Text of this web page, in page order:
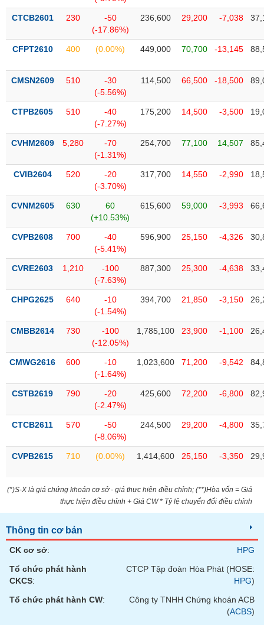
CTCB2601 230
-50
(-17.86%)
236,600 29,200 -7,038
CFPT2610 400 (0.00%) 449,000 70,700 -13,145
CMSN2609 510
-30
(-5.56%)
114,500 66,500 -18,500
CTPB2605 510
-40
(-7.27%)
175,200 14,500 -3,500
CVHM2609 5,280
-70
(-1.31%)
254,700 77,100 14,507
CVIB2604 520
-20
(-3.70%)
317,700 14,550 -2,990
CVNM2605 630
60
(+10.53%)
615,600 59,000 -3,993
CVPB2608 700
-40
(-5.41%)
596,900 25,150 -4,326
CVRE2603 1,210
-100
(-7.63%)
887,300 25,300 -4,638
CHPG2625 640
-10
(-1.54%)
394,700 21,850 -3,150
CMBB2614 730
-100
(-12.05%)
1,785,100 23,900 -1,100
CMWG2616 600
-10
(-1.64%)
1,023,600 71,200 -9,542
CSTB2619 790
-20
(-2.47%)
425,600 72,200 -6,800
CTCB2611 570
-50
(-8.06%)
244,500 29,200 -4,800
CVPB2615 710 (0.00%) 1,414,600 25,150 -3,350
(*)S-X là giá chứng khoán cơ sở - giá thực hiện điều chỉnh; (**)Hòa vốn = Giá
thực hiện điều chỉnh + Giá CW * Tỷ lệ chuyển đổi điều chỉnh
Thông tin cơ bản
CK cơ sở:
HPG
Tổ chức phát hành
CKCS:
CTCP Tập đoàn Hòa Phát (HOSE:
HPG)
Tổ chức phát hành CW:
Công ty TNHH Chứng khoán ACB
(ACBS)
DỊCH
VỤ
THÔNG
TIỆN
BẤT
SẢN
Mã
(-)
Tất cả Cổ phiếu Chỉ số Chứng chỉ quỹ Chứng
Lãnh
đạo
Tất cả Người nội bộ Người liên quan Cổ đông lớn
Tin
(-)
viết
(-)
Báo
cáo
phân
tích
(-)